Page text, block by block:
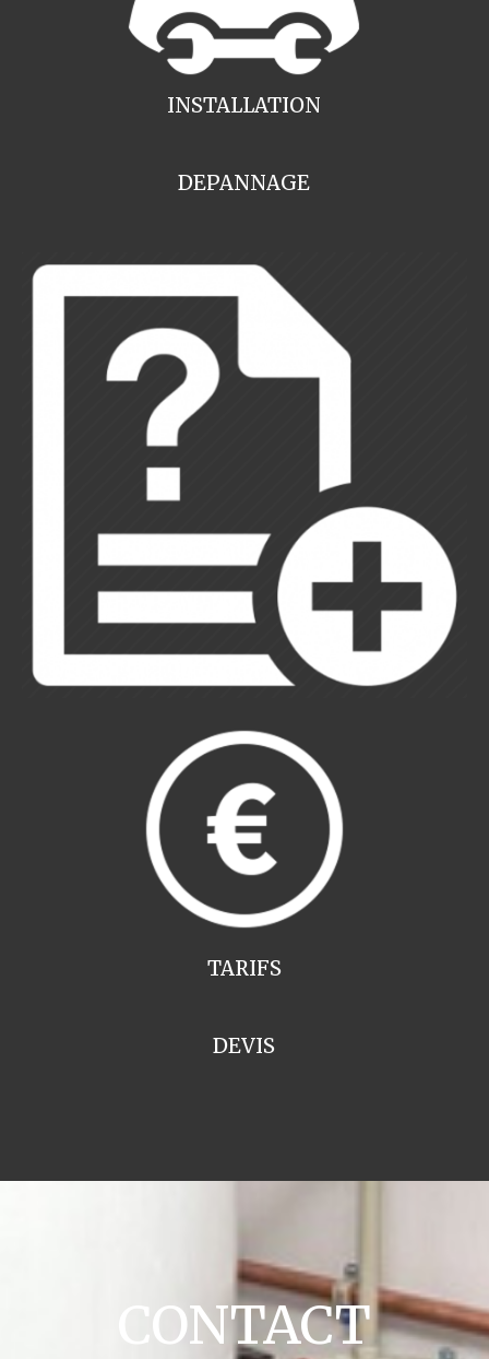
INSTALLATION
DEPANNAGE
TARIFS
DEVIS
CONTACT